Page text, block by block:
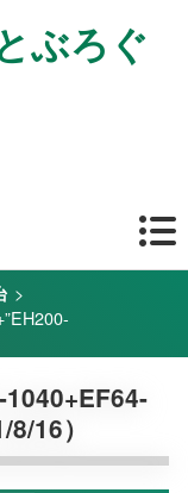
ぶろぐ
>
16）